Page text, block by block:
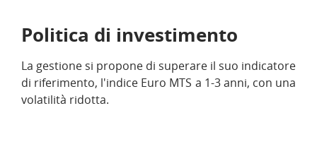
Politica di investimento
La gestione si propone di superare il suo indicatore
di riferimento, l'indice Euro MTS a 1-3 anni, con una
volatilità ridotta.